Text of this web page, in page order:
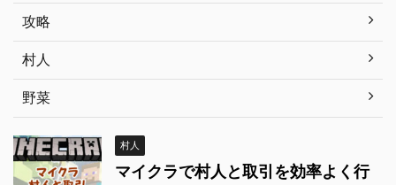
攻略
村人
野菜
村人
マイクラで村人と取引を効率よく行